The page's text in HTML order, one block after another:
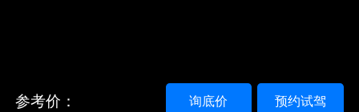
参考价： 预约试驾
询底价